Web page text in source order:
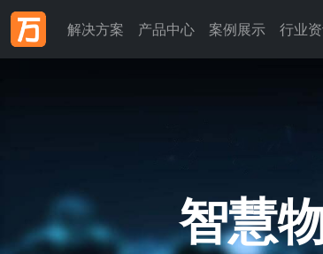
解决方案 产品中心 案例展示 行业
大数